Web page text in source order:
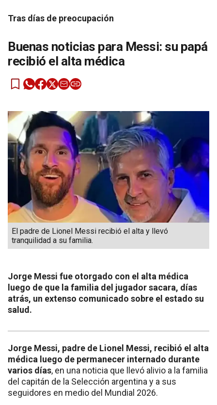
Tras días de preocupación
Buenas noticias para Messi: su papá
recibió el alta médica
El padre de Lionel Messi recibió el alta y llevó
tranquilidad a su familia.
Jorge Messi fue otorgado con el alta médica
luego de que la familia del jugador sacara, días
atrás, un extenso comunicado sobre el estado su
salud.
Jorge Messi, padre de Lionel Messi, recibió el alta
médica luego de permanecer internado durante
varios días, en una noticia que llevó alivio a la familia
del capitán de la Selección argentina y a sus
seguidores en medio del Mundial 2026.